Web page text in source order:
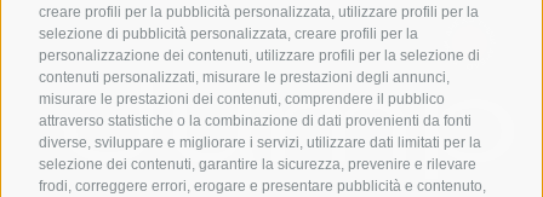
creare profili per la pubblicità personalizzata, utilizzare profili per la
selezione di pubblicità personalizzata, creare profili per la
personalizzazione dei contenuti, utilizzare profili per la selezione di
contenuti personalizzati, misurare le prestazioni degli annunci,
misurare le prestazioni dei contenuti, comprendere il pubblico
attraverso statistiche o la combinazione di dati provenienti da fonti
diverse, sviluppare e migliorare i servizi, utilizzare dati limitati per la
selezione dei contenuti, garantire la sicurezza, prevenire e rilevare
frodi, correggere errori, erogare e presentare pubblicità e contenuto,
THINK AHEAD THINK AHEAD